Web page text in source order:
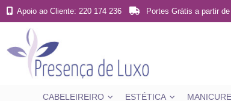
Apoio ao Cliente: 220 174 236 Portes Grátis a partir
CABELEIREIRO ESTÉTICA MANICURE